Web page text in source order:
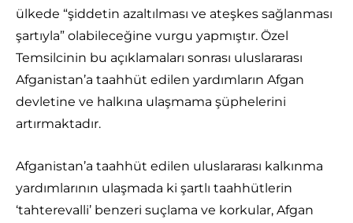
ülkede “şiddetin azaltılması ve ateşkes sağlanması
şartıyla” olabileceğine vurgu yapmıştır. Özel
Temsilcinin bu açıklamaları sonrası uluslararası
Afganistan’a taahhüt edilen yardımların Afgan
devletine ve halkına ulaşmama şüphelerini
artırmaktadır.
Afganistan’a taahhüt edilen uluslararası kalkınma
yardımlarının ulaşmada ki şartlı taahhütlerin
‘tahterevalli’ benzeri suçlama ve korkular, Afgan